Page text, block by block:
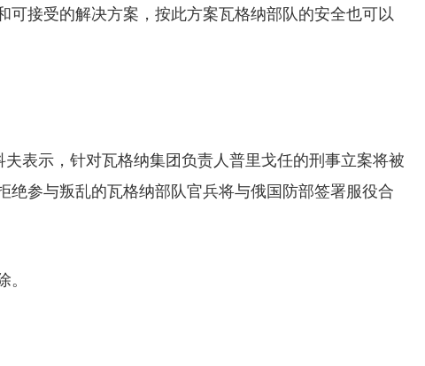
可接受的解决方案，按此方案瓦格纳部队的安全也可以
表示，针对瓦格纳集团负责人普里戈任的刑事立案将被
参与叛乱的瓦格纳部队官兵将与俄国防部签署服役合
。